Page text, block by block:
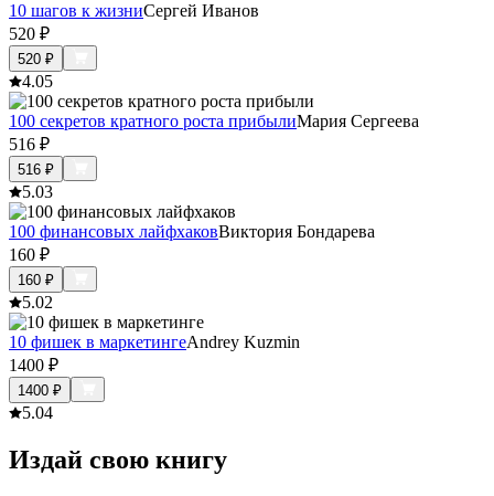
10 шагов к жизниСергей Иванов
520 ₽
520 ₽
4.05
100 секретов кратного роста прибылиМария Сергеева
516 ₽
516 ₽
5.03
100 финансовых лайфхаковВиктория Бондарева
160 ₽
160 ₽
5.02
10 фишек в маркетингеAndrey Kuzmin
1400 ₽
1400 ₽
5.04
Издай свою книгу